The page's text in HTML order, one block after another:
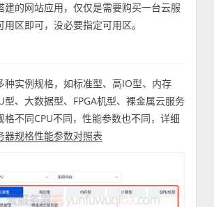
建的网站应用，仅仅是需要购买一台云服
区即可，没必要指定可用区。
种实例规格，如标准型、高IO型、内存
型、大数据型、FPGA机型、裸金属云服务
格不同CPU不同，性能参数也不同，详细
器规格性能参数对照表